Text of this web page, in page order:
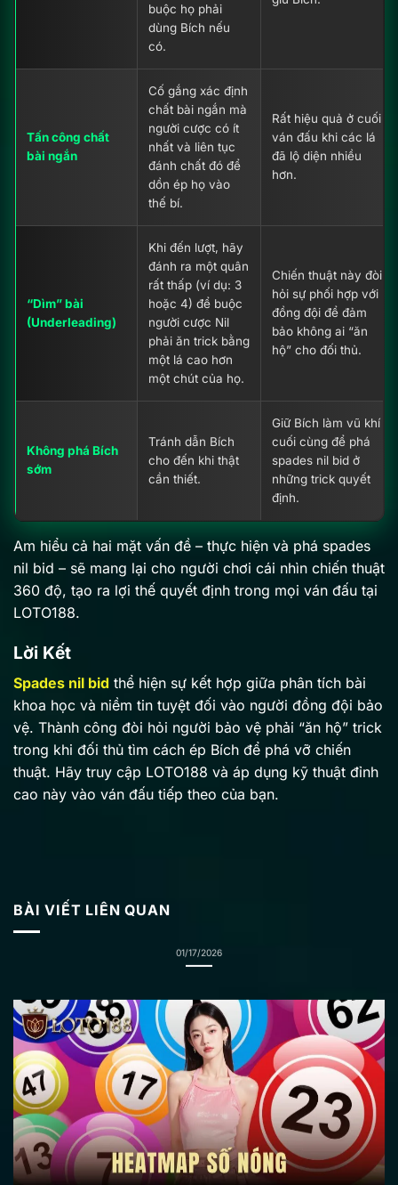
buộc họ phải
dùng Bích nếu
có.
Tấn công chất
bài ngắn
Cố gắng xác định
chất bài ngắn mà
người cược có ít
nhất và liên tục
đánh chất đó để
dồn ép họ vào
thế bí.
Rất hiệu quả ở cuối
ván đấu khi các lá
đã lộ diện nhiều
hơn.
“Dìm” bài
(Underleading)
Khi đến lượt, hãy
đánh ra một quân
rất thấp (ví dụ: 3
hoặc 4) để buộc
người cược Nil
phải ăn trick bằng
một lá cao hơn
một chút của họ.
Chiến thuật này đòi
hỏi sự phối hợp với
đồng đội để đảm
bảo không ai “ăn
hộ” cho đối thủ.
Không phá Bích
sớm
Tránh dẫn Bích
cho đến khi thật
cần thiết.
Giữ Bích làm vũ khí
cuối cùng để phá
spades nil bid ở
những trick quyết
định.
Am hiểu cả hai mặt vấn đề – thực hiện và phá spades
nil bid – sẽ mang lại cho người chơi cái nhìn chiến thuật
360 độ, tạo ra lợi thế quyết định trong mọi ván đấu tại
LOTO188.
Lời Kết
Spades nil bid thể hiện sự kết hợp giữa phân tích bài
khoa học và niềm tin tuyệt đối vào người đồng đội bảo
vệ. Thành công đòi hỏi người bảo vệ phải “ăn hộ” trick
trong khi đối thủ tìm cách ép Bích để phá vỡ chiến
thuật. Hãy truy cập LOTO188 và áp dụng kỹ thuật đỉnh
cao này vào ván đấu tiếp theo của bạn.
BÀI VIẾT LIÊN QUAN
Wheeling 18 Số – Hướng Dẫn Đảm Bảo Trúng 4D Tại LOTO188
01/17/2026
Fibonacci Lô Tô | Hướng Dẫn Vào Tiền & Bảng Nuôi Lô 7 Ngày
01/17/2026
Prime Filter Lô Đẹp – Kỹ Thuật Soi Cầu Toán Học Chuẩn LOTO188
Heatmap Số Nóng LOTO188 | Phân Tích Vùng Số Nóng Lạnh
01/17/2026